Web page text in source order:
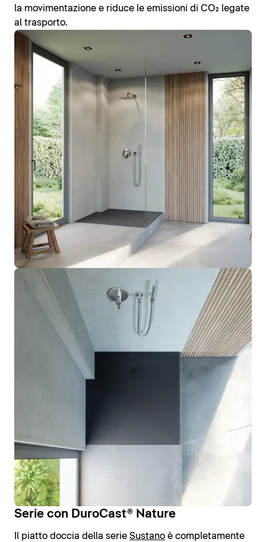
la movimentazione e riduce le emissioni di CO₂ legate
al trasporto.
Serie con DuroCast® Nature
Il piatto doccia della serie Sustano è completamente